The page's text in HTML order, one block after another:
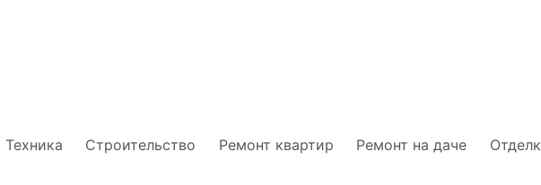
Техника Строительство Ремонт квартир Ремонт на даче